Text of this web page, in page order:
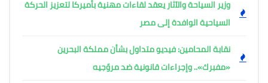
وزير السياحة والآثار يعقد لقاءات مهنية بأميركا لتعزيز الحركة
السياحية الوافدة إلى مصر
نقابة المحامين: فيديو متداول بشأن مملكة البحرين
«مفبرك».. وإجراءات قانونية ضد مروّجيه